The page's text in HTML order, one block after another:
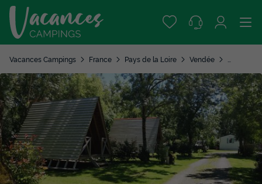
Vacances Campings France Pays de la Loire Vendée